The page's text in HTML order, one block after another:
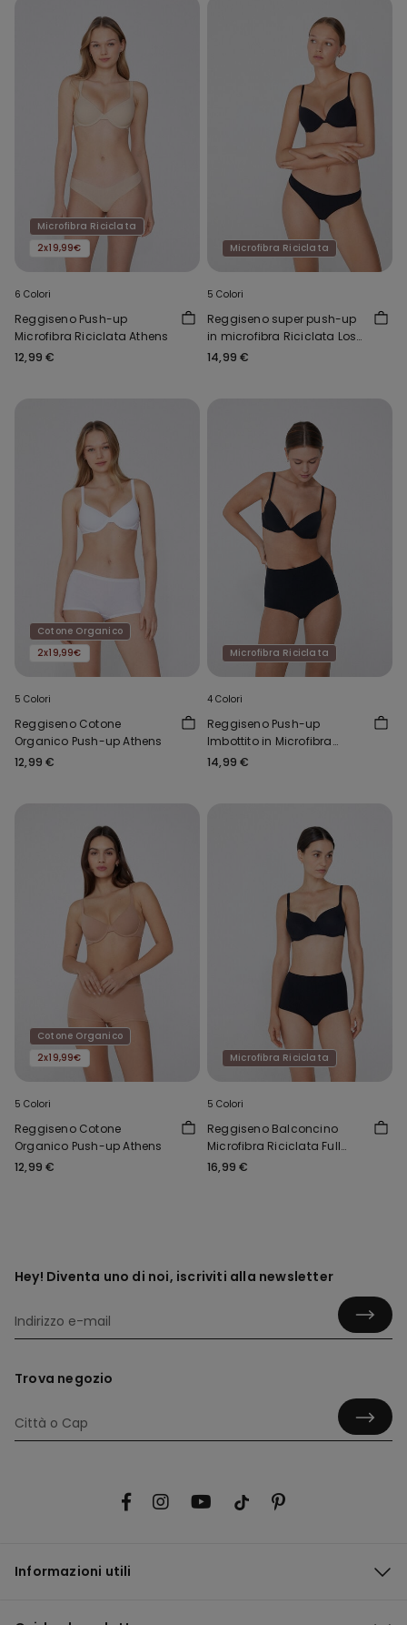
Microfibra Riciclata
2x19,99€
6 Colori
Reggiseno Push-up
Microfibra Riciclata Athens
12,99 €
Microfibra Riciclata
5 Colori
Reggiseno super push-up
in microfibra Riciclata Los
Angeles
14,99 €
Cotone Organico
2x19,99€
5 Colori
Reggiseno Cotone
Organico Push-up Athens
12,99 €
Microfibra Riciclata
4 Colori
Reggiseno Push-up
Imbottito in Microfibra
Riciclata Venice
14,99 €
Cotone Organico
2x19,99€
5 Colori
Reggiseno Cotone
Organico Push-up Athens
12,99 €
Microfibra Riciclata
5 Colori
Reggiseno Balconcino
Microfibra Riciclata Full
Coverage Prague
16,99 €
Hey! Diventa uno di noi, iscriviti alla newsletter
Trova negozio
Informazioni utili